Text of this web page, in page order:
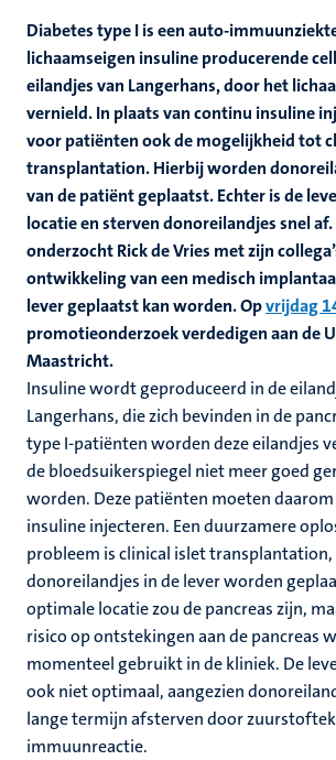
Diabetes type I is een auto-
lichaamseigen insuline producerende
eilandjes van Langerhans, door het
vernield. In plaats van continu insuline
voor patiënten ook de mogelijkheid tot
transplantation. Hierbij worden
van de patiënt geplaatst. Echter is de
locatie en sterven donoreilandjes snel
onderzocht Rick de Vries met zijn
ontwikkeling van een medisch
lever geplaatst kan worden. Opvrijdag
promotieonderzoek verdedigen aan de
Maastricht.
Insuline wordt geproduceerd in de
Langerhans, die zich bevinden in de
type I-patiënten worden deze eilandjes
de bloedsuikerspiegel niet meer goed
worden. Deze patiënten moeten
insuline injecteren. Een duurzamere
probleem is clinical islet
donoreilandjes in de lever worden
optimale locatie zou de pancreas zijn,
risico op ontstekingen aan de pancreas
momenteel gebruikt in de kliniek. De
ook niet optimaal, aangezien
lange termijn afsterven door
immuunreactie.